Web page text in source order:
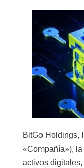
BitGo Holdings,
«Compañía»),
activos